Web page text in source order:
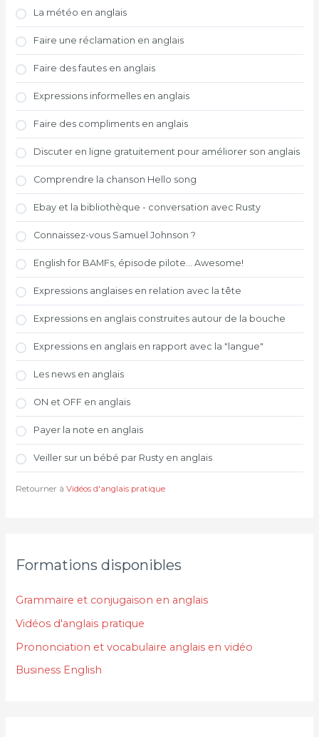
La météo en anglais
Faire une réclamation en anglais
Faire des fautes en anglais
Expressions informelles en anglais
Faire des compliments en anglais
Discuter en ligne gratuitement pour améliorer son anglais
Comprendre la chanson Hello song
Ebay et la bibliothèque - conversation avec Rusty
Connaissez-vous Samuel Johnson ?
English for BAMFs, épisode pilote... Awesome!
Expressions anglaises en relation avec la tête
Expressions en anglais construites autour de la bouche
Expressions en anglais en rapport avec la "langue"
Les news en anglais
ON et OFF en anglais
Payer la note en anglais
Veiller sur un bébé par Rusty en anglais
Retourner àVidéos d'anglais pratique
Formations disponibles
Grammaire et conjugaison en anglais
Vidéos d'anglais pratique
Prononciation et vocabulaire anglais en vidéo
Business English